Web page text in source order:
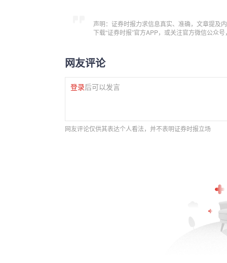
声明：证券时报力求信息真实、准确，文章提及
下载“证券时报”官方APP，或关注官方微信公众
网友评论
登录后可以发言
网友评论仅供其表达个人看法，并不表明证券时报立场